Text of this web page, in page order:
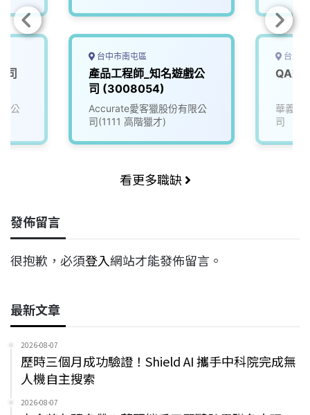
司
公
台中市南屯區
產品工程師_知名遊戲公
司 (3008054)
Accurate愛客獵股份有限公
司(1111 高階獵才)
台北
華義國
司
看更多職缺
發佈留言
很抱歉，必須登入網站才能發佈留言。
最新文章
2026-08-07
歷時三個月成功驗證！Shield AI 攜手中科院完成無
人機自主搜索
2026-08-07